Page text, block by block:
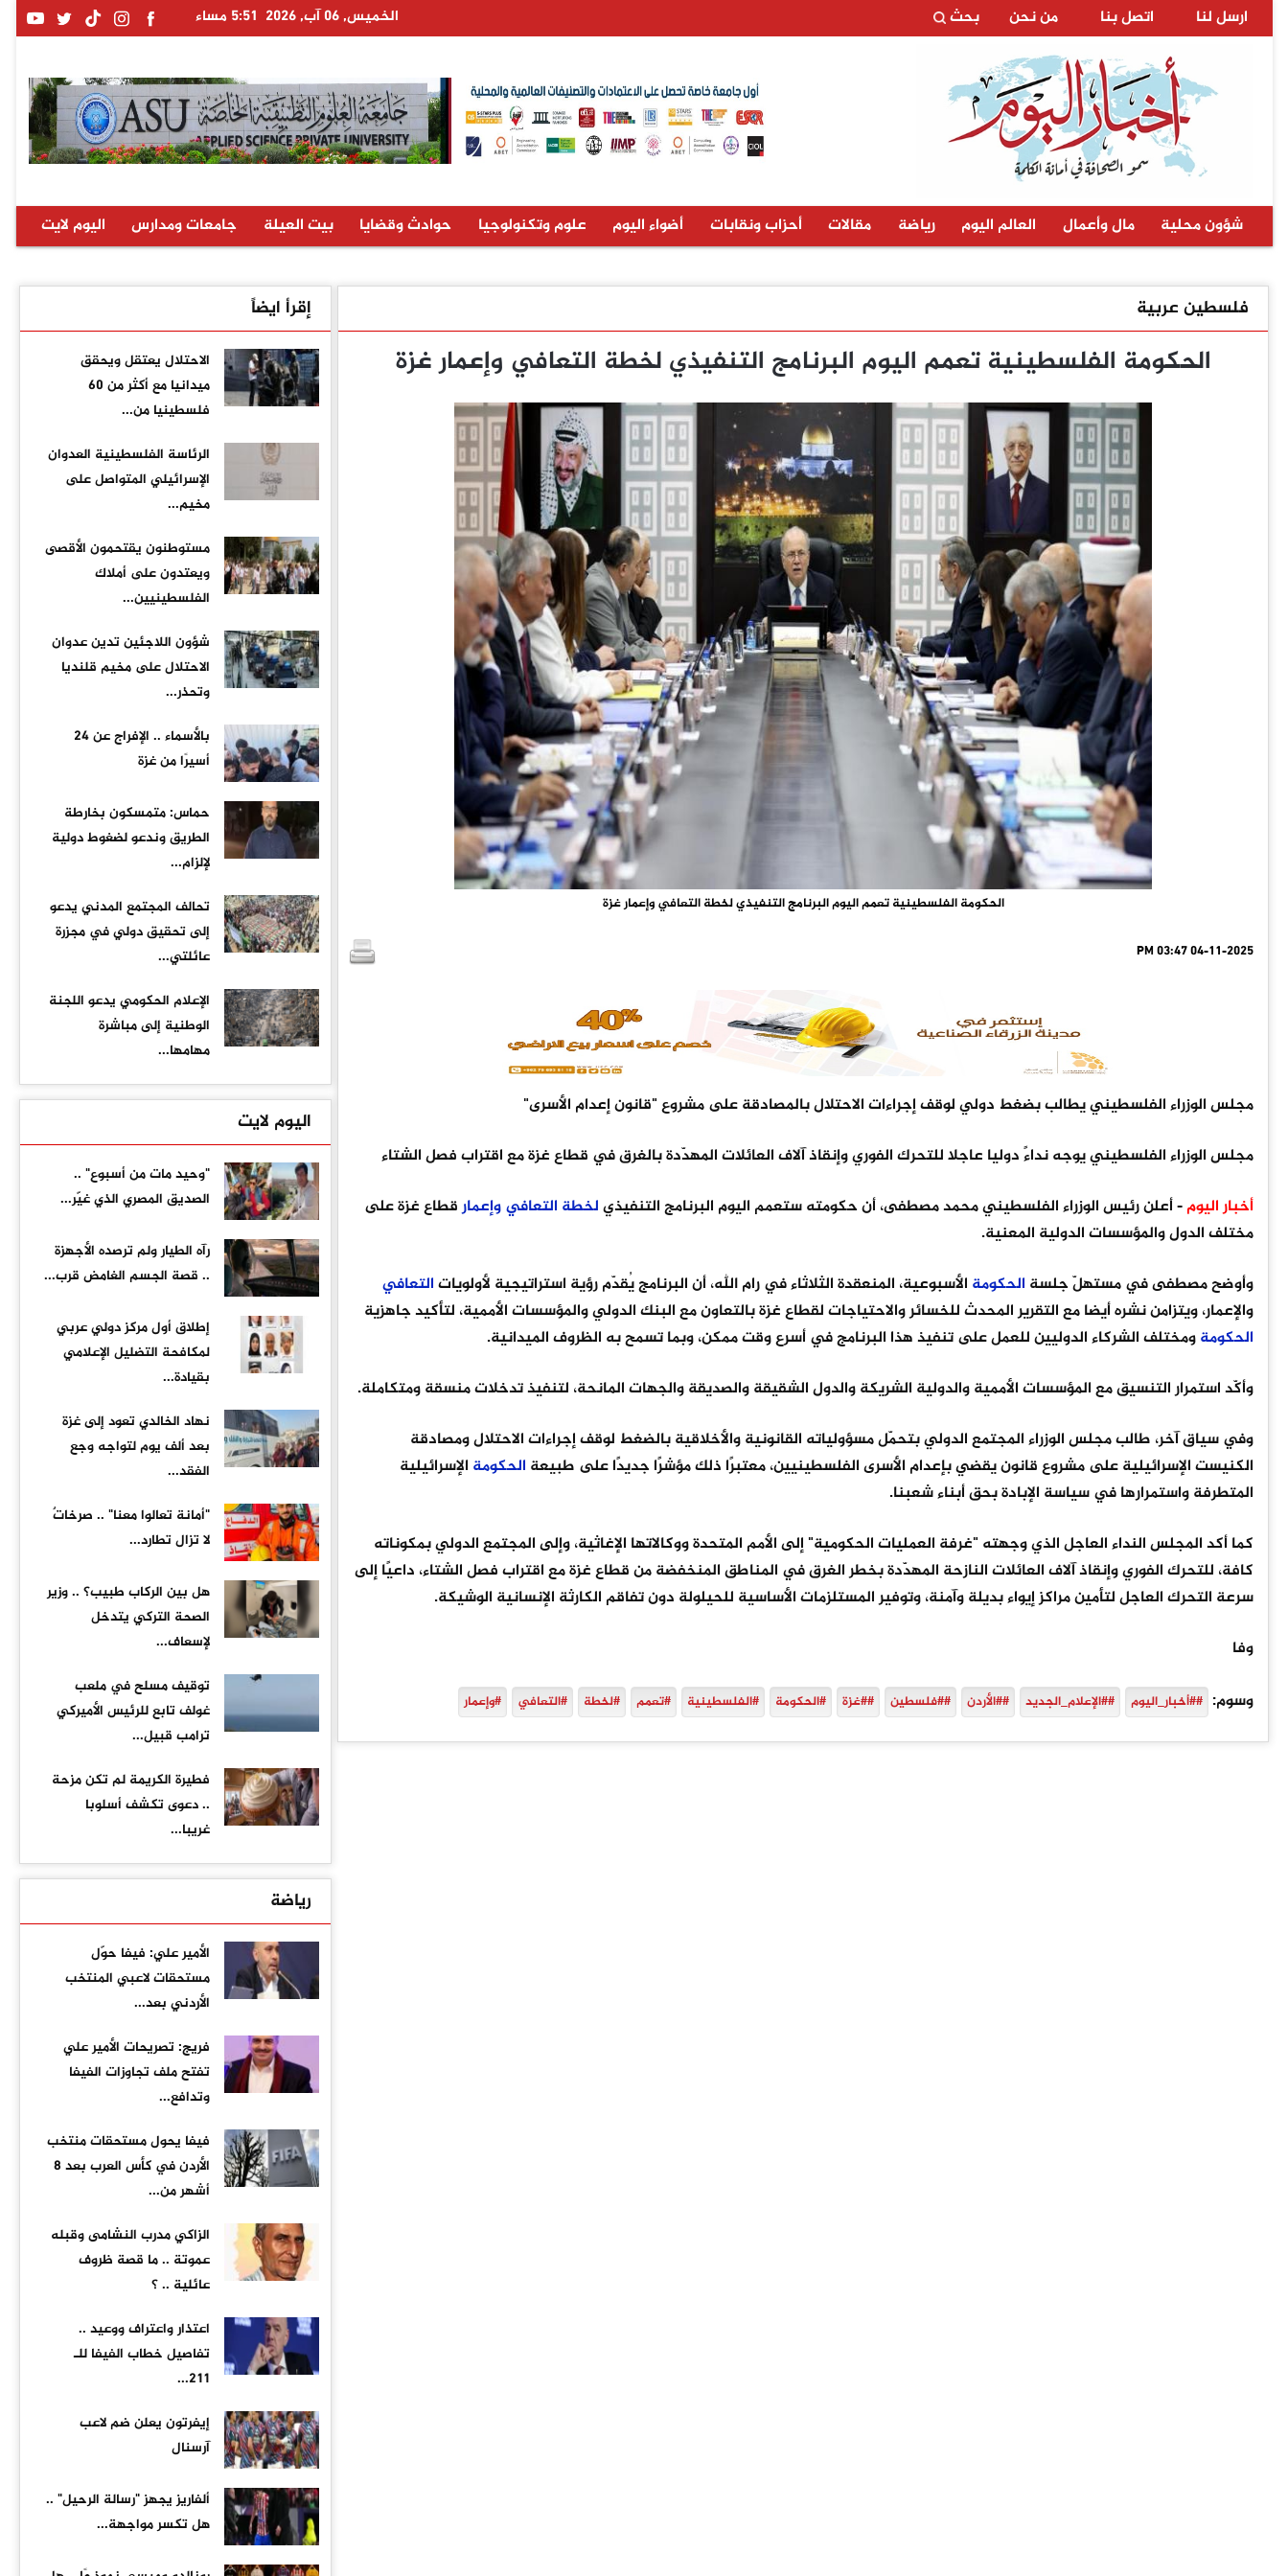
ارسل لنا اتصل بنا من نحن بحث الخميس, 06 آب, 2026 5:51 مساء
شؤون محلية مال وأعمال العالم اليوم رياضة مقالات أحزاب ونقابات أضواء اليوم علوم وتكنولوجيا حوادث وقضايا بيت العيلة جامعات ومدارس اليوم لايت
فلسطين عربية
الحكومة الفلسطينية تعمم اليوم البرنامج التنفيذي لخطة التعافي وإعمار غزة
الحكومة الفلسطينية تعمم اليوم البرنامج التنفيذي لخطة التعافي وإعمار غزة
04-11-2025 03:47 PM
مجلس الوزراء الفلسطيني يطالب بضغط دولي لوقف إجراءات الاحتلال بالمصادقة على مشروع "قانون إعدام الأسرى"
مجلس الوزراء الفلسطيني يوجه نداءً دوليا عاجلا للتحرك الفوري وإنقاذ آلاف العائلات المهدّدة بالغرق في قطاع غزة مع اقتراب فصل الشتاء
أخبار اليوم- أعلن رئيس الوزراء الفلسطيني محمد مصطفى، أن حكومته ستعمم اليوم البرنامج التنفيذيلخطة التعافيوإعمارقطاع غزة على
مختلف الدول والمؤسسات الدولية المعنية.
وأوضح مصطفى في مستهلّ جلسة الحكومة الأسبوعية، المنعقدة الثلاثاء في رام الله، أن البرنامج يُقدّم رؤية استراتيجية لأولوياتالتعافي
والإعمار، ويتزامن نشره أيضا مع التقرير المحدث للخسائر والاحتياجات لقطاع غزة بالتعاون مع البنك الدولي والمؤسسات الأممية، لتأكيد جاهزية
الحكومةومختلف الشركاء الدوليين للعمل على تنفيذ هذا البرنامج في أسرع وقت ممكن، وبما تسمح به الظروف الميدانية.
وأكّد استمرار التنسيق مع المؤسسات الأممية والدولية الشريكة والدول الشقيقة والصديقة والجهات المانحة، لتنفيذ تدخلات منسقة ومتكاملة.
وفي سياق آخر، طالب مجلس الوزراء المجتمع الدولي بتحمّل مسؤولياته القانونية والأخلاقية بالضغط لوقف إجراءات الاحتلال ومصادقة
الكنيست الإسرائيلية على مشروع قانون يقضي بإعدام الأسرى الفلسطينيين، معتبرًا ذلك مؤشرًا جديدًا على طبيعة الحكومة الإسرائيلية
المتطرفة واستمرارها في سياسة الإبادة بحق أبناء شعبنا.
كما أكد المجلس النداء العاجل الذي وجهته "غرفة العمليات الحكومية" إلى الأمم المتحدة ووكالاتها الإغاثية، وإلى المجتمع الدولي بمكوناته
كافة، للتحرك الفوري وإنقاذ آلاف العائلات النازحة المهدّدة بخطر الغرق في المناطق المنخفضة من قطاع غزة مع اقتراب فصل الشتاء، داعيًا إلى
سرعة التحرك العاجل لتأمين مراكز إيواء بديلة وآمنة، وتوفير المستلزمات الأساسية للحيلولة دون تفاقم الكارثة الإنسانية الوشيكة.
وفا
وسوم: ##أخبار_اليوم ##الإعلام_الجديد ##الأردن ##فلسطين ##غزة #الحكومة #الفلسطينية #تعمم #لخطة #التعافي #وإعمار
إقرأ ايضاً
الاحتلال يعتقل ويحقق
ميدانيا مع أكثر من 60
فلسطينيا من...
الرئاسة الفلسطينية العدوان
الإسرائيلي المتواصل على
مخيم...
مستوطنون يقتحمون الأقصى
ويعتدون على أملاك
الفلسطينيين...
شؤون اللاجئين تدين عدوان
الاحتلال على مخيم قلنديا
وتحذر...
بالأسماء .. الإفراج عن 24
أسيرًا من غزة
حماس: متمسكون بخارطة
الطريق وندعو لضغوط دولية
لإلزام...
تحالف المجتمع المدني يدعو
إلى تحقيق دولي في مجزرة
عائلتي...
الإعلام الحكومي يدعو اللجنة
الوطنية إلى مباشرة
مهامها...
اليوم لايت
"وحيد مات من أسبوع" ..
الصديق المصري الذي غيّر...
رآه الطيار ولم ترصده الأجهزة
.. قصة الجسم الغامض قرب...
إطلاق أول مركز دولي عربي
لمكافحة التضليل الإعلامي
بقيادة...
نهاد الخالدي تعود إلى غزة
بعد ألف يوم لتواجه وجع
الفقد...
"أمانة تعالوا معنا" .. صرخاتٌ
لا تزال تطارد...
هل بين الركاب طبيب؟ .. وزير
الصحة التركي يتدخل
لإسعاف...
توقيف مسلح في ملعب
غولف تابع للرئيس الأميركي
ترامب قبيل...
فطيرة الكريمة لم تكن مزحة
.. دعوى تكشف أسلوبا
غريبا...
رياضة
الأمير علي: فيفا حوّل
مستحقات لاعبي المنتخب
الأردني بعد...
فريج: تصريحات الأمير علي
تفتح ملف تجاوزات الفيفا
وتدافع...
فيفا يحول مستحقات منتخب
الأردن في كأس العرب بعد 8
أشهر من...
الزاكي مدرب النشامى وقبله
عموتة .. ما قصة ظروف
عائلية .. ؟
اعتذار واعتراف ووعيد ..
تفاصيل خطاب الفيفا للـ
211...
إيفرتون يعلن ضم لاعب
آرسنال
ألفاريز يجهز "رسالة الرحيل" ..
هل تكسر مواجهة...